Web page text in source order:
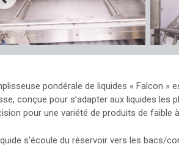
pondérale de liquides « Falcon
conçue pour s’adapter aux liquides
pour une variété de produits de faible
s’écoule du réservoir vers les bacs/